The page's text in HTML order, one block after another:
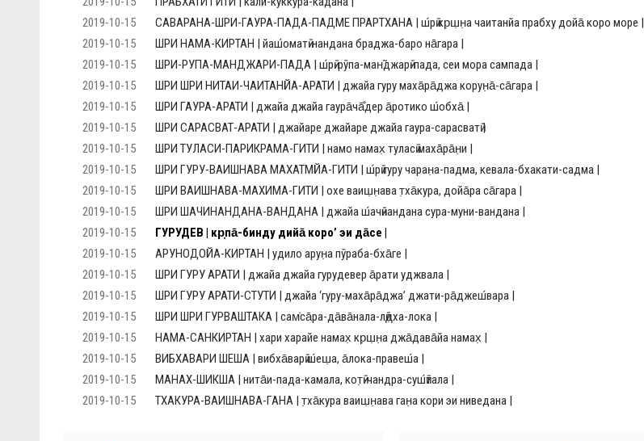
2019-10-15
САВАРАНА-ШРИ-ГАУРА-ПАДА-ПАДМЕ ПРАРТХАНА | ш́рӣ кр̣ш̣н̣а чаитанйа прабху дойа̄ коро море |
2019-10-15
ШРИ НАМА-КИРТАН | йаш́оматӣ-нандана браджа-баро на̄гара |
2019-10-15
ШРИ-РУПА-МАНДЖАРИ-ПАДА | ш́рӣ-рӯпа-ман̃джарӣ-пада, сеи мора сампада |
2019-10-15
ШРИ ШРИ НИТАИ-ЧАИТАНЙА-АРАТИ | джайа гуру маха̄ра̄джа корун̣а̄-са̄гара |
2019-10-15
ШРИ ГАУРА-АРАТИ | джайа джайа гаура̄ча̄̐дер а̄ротико ш́обха̄ |
2019-10-15
ШРИ САРАСВАТ-АРАТИ | джайаре джайаре джайа гаура-сарасватӣ |
2019-10-15
ШРИ ТУЛАСИ-ПАРИКРАМА-ГИТИ | намо намах̣ туласӣ маха̄ра̄н̣и |
2019-10-15
ШРИ ГУРУ-ВАИШНАВА МАХАТМЙА-ГИТИ | ш́рӣ гуру чаран̣а-падма, кевала-бхакати-садма |
2019-10-15
ШРИ ВАИШНАВА-МАХИМА-ГИТИ | охе ваиш̣н̣ава т̣ха̄кура, дойа̄ра са̄гара |
2019-10-15
ШРИ ШАЧИНАНДАНА-ВАНДАНА | джайа ш́ачӣнандана сура-муни-вандана |
2019-10-15
ГУРУДЕВ | кр̣па̄-бинду дийа̄ коро’ эи да̄се |
2019-10-15
АРУНОДОЙА-КИРТАН | удило арун̣а пӯраба-бха̄ге |
2019-10-15
ШРИ ГУРУ АРАТИ | джайа джайа гурудевер а̄рати уджвала |
2019-10-15
ШРИ ГУРУ АРАТИ-СТУТИ | джайа ‘гуру-маха̄ра̄джа’ джати-ра̄джеш́вара |
2019-10-15
ШРИ ШРИ ГУРВАШТАКА | сам̇са̄ра-да̄ва̄нала-лӣд̣ха-лока |
2019-10-15
НАМА-САНКИРТАН | хари харайе намах̣ кр̣ш̣н̣а джа̄дава̄йа намах̣ |
2019-10-15
ВИБХАВАРИ ШЕША | вибха̄варӣ ш́еш̣а, а̄лока-правеш́а |
2019-10-15
МАНАХ-ШИКША | нита̄и-пада-камала, кот̣ӣ-чандра-суш́ӣтала |
2019-10-15
ТХАКУРА-ВАИШНАВА-ГАНА | т̣ха̄кура ваиш̣н̣ава ган̣а кори эи ниведана |